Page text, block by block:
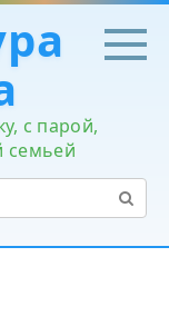
с парой,
семьей